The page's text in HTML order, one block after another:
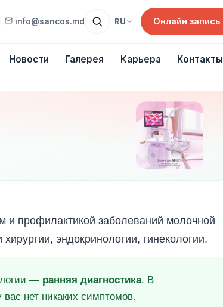
info@sancos.md RU Онлайн запись
Новости Галерея Карьера Контакты
и профилактикой заболеваний молочной
эндокринологии, гинекологии.
— ранняя диагностика. В
нет никаких симптомов.